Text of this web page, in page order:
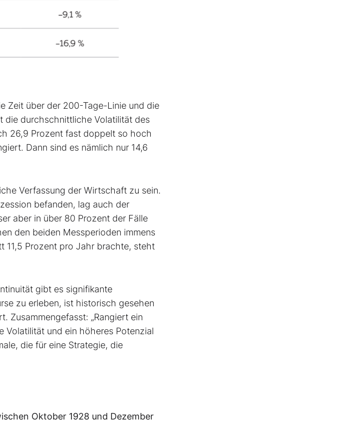
Zeit über der 200-Tage-Linie und die
die durchschnittliche Volatilität des
26,9 Prozent fast doppelt so hoch
Dann sind es nämlich nur 14,6
Verfassung der Wirtschaft zu sein.
befanden, lag auch der
aber in über 80 Prozent der Fälle
den beiden Messperioden immens
11,5 Prozent pro Jahr brachte, steht
gibt es signifikante
zu erleben, ist historisch gesehen
Zusammengefasst: „Rangiert ein
Volatilität und ein höheres Potenzial
die für eine Strategie, die
Oktober 1928 und Dezember